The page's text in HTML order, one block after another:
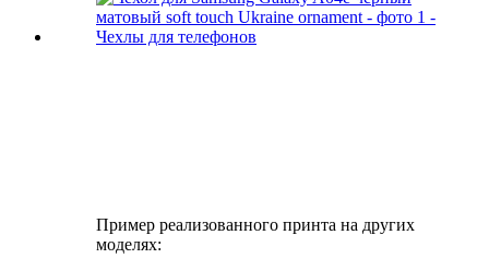
Пример реализованного принта на других
моделях: